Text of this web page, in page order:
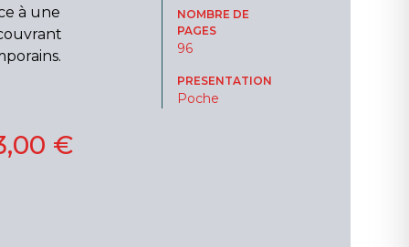
à une
NOMBRE DE
PAGES
96
PRESENTATION
Poche
€